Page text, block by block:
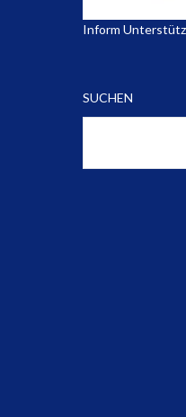
Inform
SUCHEN